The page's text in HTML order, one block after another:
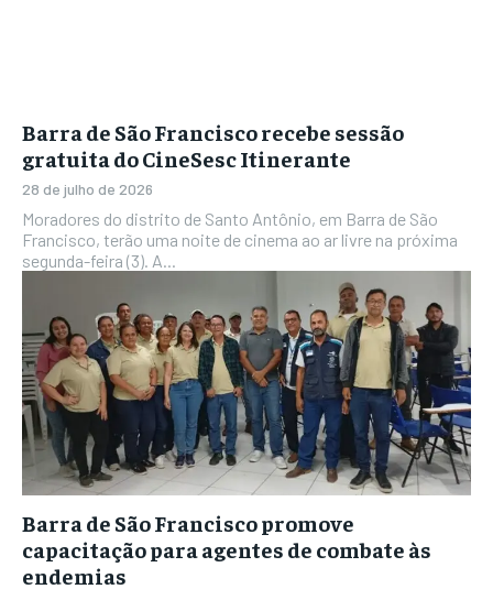
Barra de São Francisco recebe sessão
gratuita do CineSesc Itinerante
28 de julho de 2026
Moradores do distrito de Santo Antônio, em Barra de São
Francisco, terão uma noite de cinema ao ar livre na próxima
segunda-feira (3). A...
Barra de São Francisco promove
capacitação para agentes de combate às
endemias